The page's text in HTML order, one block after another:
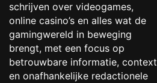
schrijven over videogames,
online casino’s en alles wat de
gamingwereld in beweging
brengt, met een focus op
betrouwbare informatie, context
en onafhankelijke redactionele